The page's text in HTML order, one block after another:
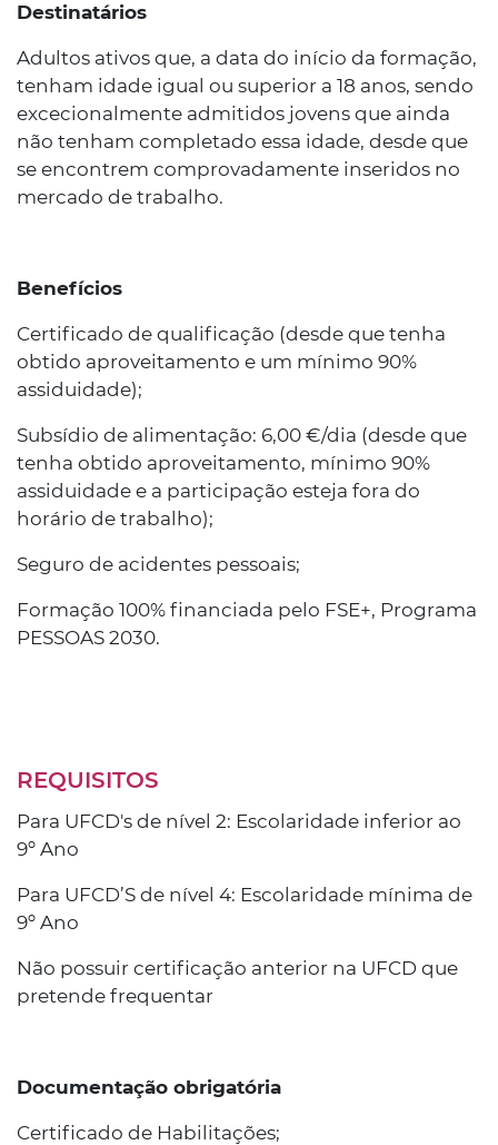
Destinatários
Adultos ativos que, a data do início da formação,
tenham idade igual ou superior a 18 anos, sendo
excecionalmente admitidos jovens que ainda
não tenham completado essa idade, desde que
se encontrem comprovadamente inseridos no
mercado de trabalho.
Benefícios
Certificado de qualificação (desde que tenha
obtido aproveitamento e um mínimo 90%
assiduidade);
Subsídio de alimentação: 6,00 €/dia (desde que
tenha obtido aproveitamento, mínimo 90%
assiduidade e a participação esteja fora do
horário de trabalho);
Seguro de acidentes pessoais;
Formação 100% financiada pelo FSE+, Programa
PESSOAS 2030.
REQUISITOS
Para UFCD's de nível 2: Escolaridade inferior ao
9º Ano
Para UFCD’S de nível 4: Escolaridade mínima de
9º Ano
Não possuir certificação anterior na UFCD que
pretende frequentar
Documentação obrigatória
Certificado de Habilitações;